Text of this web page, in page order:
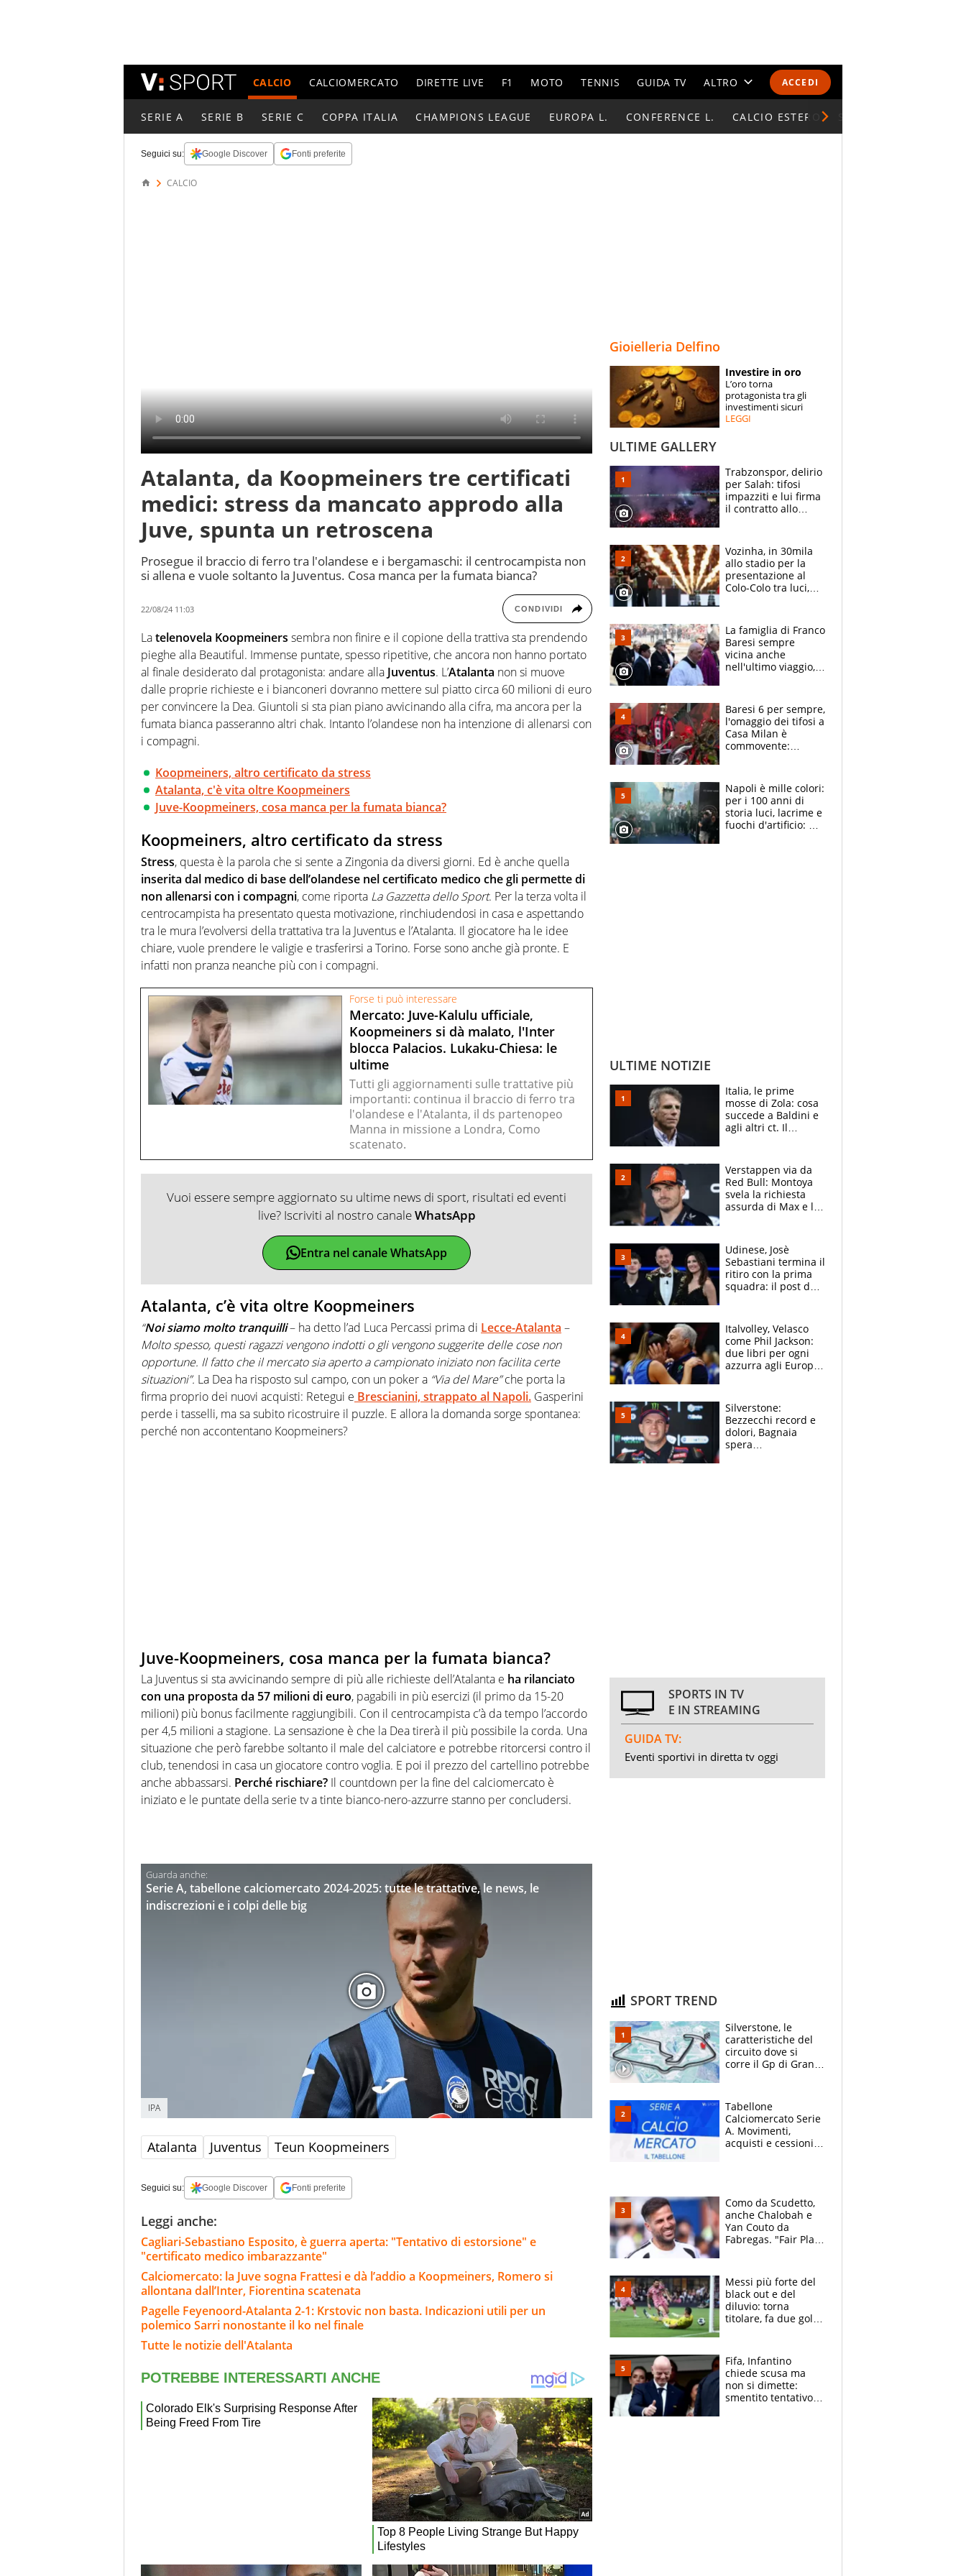
ACCEDI
CALCIO CALCIOMERCATO DIRETTE LIVE F1 MOTO TENNIS GUIDA TV ALTRO
CALENDARI E CLASSIFICHE
ESPERTI
CONTATTI
SERIE A SERIE B SERIE C COPPA ITALIA CHAMPIONS LEAGUE EUROPA L. CONFERENCE L. CALCIO ESTERO
Seguici su: Google Discover Fonti preferite
CALCIO
Atalanta, da Koopmeiners tre certificati
medici: stress da mancato approdo alla
Juve, spunta un retroscena
Prosegue il braccio di ferro tra l'olandese e i bergamaschi: il centrocampista non
si allena e vuole soltanto la Juventus. Cosa manca per la fumata bianca?
22/08/24 11:03 CONDIVIDI
Latelenovela Koopmeiners sembra non finire e il copione della trattiva sta prendendo
pieghe alla Beautiful. Immense puntate, spesso ripetitive, che ancora non hanno portato
al finale desiderato dal protagonista: andare alla Juventus. L’Atalanta non si muove
dalle proprie richieste e i bianconeri dovranno mettere sul piatto circa 60 milioni di euro
per convincere la Dea. Giuntoli si sta pian piano avvicinando alla cifra, ma ancora per la
fumata bianca passeranno altri chak. Intanto l’olandese non ha intenzione di allenarsi con
i compagni.
Koopmeiners, altro certificato da stress
Atalanta, c'è vita oltre Koopmeiners
Juve-Koopmeiners, cosa manca per la fumata bianca?
Koopmeiners, altro certificato da stress
Stress, questa è la parola che si sente a Zingonia da diversi giorni. Ed è anche quella
inserita dal medico di base dell’olandese nel certificato medico che gli permette di
non allenarsi con i compagni, come riporta La Gazzetta dello Sport. Per la terza volta il
centrocampista ha presentato questa motivazione, rinchiudendosi in casa e aspettando
tra le mura l’evolversi della trattativa tra la Juventus e l’Atalanta. Il giocatore ha le idee
chiare, vuole prendere le valigie e trasferirsi a Torino. Forse sono anche già pronte. E
infatti non pranza neanche più con i compagni.
Forse ti può interessare
Mercato: Juve-Kalulu ufficiale,
Koopmeiners si dà malato, l'Inter
blocca Palacios. Lukaku-Chiesa: le
ultime
Tutti gli aggiornamenti sulle trattative più
importanti: continua il braccio di ferro tra
l'olandese e l'Atalanta, il ds partenopeo
Manna in missione a Londra, Como
scatenato.
Vuoi essere sempre aggiornato su ultime news di sport, risultati ed eventi
live? Iscriviti al nostro canaleWhatsApp
Entra nel canale WhatsApp
Atalanta, c’è vita oltre Koopmeiners
“Noi siamo molto tranquilli– ha detto l’ad Luca Percassi prima di Lecce-Atalanta –
Molto spesso, questi ragazzi vengono indotti o gli vengono suggerite delle cose non
opportune. Il fatto che il mercato sia aperto a campionato iniziato non facilita certe
situazioni”. La Dea ha risposto sul campo, con un poker a “Via del Mare”che porta la
firma proprio dei nuovi acquisti: Retegui e Brescianini, strappato al Napoli. Gasperini
perde i tasselli, ma sa subito ricostruire il puzzle. E allora la domanda sorge spontanea:
perché non accontentano Koopmeiners?
Juve-Koopmeiners, cosa manca per la fumata bianca?
La Juventus si sta avvicinando sempre di più alle richieste dell’Atalanta e ha rilanciato
con una proposta da 57 milioni di euro, pagabili in più esercizi (il primo da 15-20
milioni) più bonus facilmente raggiungibili. Con il centrocampista c’à da tempo l’accordo
per 4,5 milioni a stagione. La sensazione è che la Dea tirerà il più possibile la corda. Una
situazione che però farebbe soltanto il male del calciatore e potrebbe ritorcersi contro il
club, tenendosi in casa un giocatore contro voglia. E poi il prezzo del cartellino potrebbe
anche abbassarsi. Perché rischiare? Il countdown per la fine del calciomercato è
iniziato e le puntate della serie tv a tinte bianco-nero-azzurre stanno per concludersi.
Serie A, tabellone calciomercato 2024-2025: tutte le trattative, le news, le
indiscrezioni e i colpi delle big
IPA
Atalanta Juventus Teun Koopmeiners
Seguici su: Google Discover Fonti preferite
Leggi anche:
Cagliari-Sebastiano Esposito, è guerra aperta: "Tentativo di estorsione" e
"certificato medico imbarazzante"
Calciomercato: la Juve sogna Frattesi e dà l’addio a Koopmeiners, Romero si
allontana dall’Inter, Fiorentina scatenata
Pagelle Feyenoord-Atalanta 2-1: Krstovic non basta. Indicazioni utili per un
polemico Sarri nonostante il ko nel finale
Tutte le notizie dell'Atalanta
Gioielleria Delfino
Investire in oro
L’oro torna
protagonista tra gli
investimenti sicuri
LEGGI
ULTIME GALLERY
Trabzonspor, delirio
per Salah: tifosi
impazziti e lui firma
il contratto allo
Vozinha, in 30mila
allo stadio per la
presentazione al
Colo-Colo tra luci,
La famiglia di Franco
Baresi sempre
vicina anche
nell'ultimo viaggio,
circondati
dall'affetto dei tifosi
Baresi 6 per sempre,
l'omaggio dei tifosi a
Casa Milan è
commovente:
bigliettini
Napoli è mille colori:
per i 100 anni di
storia luci, lacrime e
fuochi d'artificio: De
ULTIME NOTIZIE
Italia, le prime
mosse di Zola: cosa
succede a Baldini e
agli altri ct. Il
azzurri
Verstappen via da
Red Bull: Montoya
svela la richiesta
assurda di Max e lo
McLaren siano
meglio?”
Udinese, Josè
Sebastiani termina il
ritiro con la prima
squadra: il post del
sfondo
Italvolley, Velasco
come Phil Jackson:
due libri per ogni
azzurra agli Europei.
Silverstone:
Bezzecchi record e
dolori, Bagnaia
spera
SPORTS IN TV
E IN STREAMING
GUIDA TV:
Eventi sportivi in diretta tv oggi
SPORT TREND
Silverstone, le
caratteristiche del
circuito dove si
corre il Gp di Gran
Tabellone
Calciomercato Serie
A. Movimenti,
acquisti e cessioni:
Como da Scudetto,
anche Chalobah e
Yan Couto da
Fabregas. "Fair Play
multa"
Messi più forte del
black out e del
diluvio: torna
titolare, fa due gol e
che ritiro
Fifa, Infantino
chiede scusa ma
non si dimette:
smentito tentativo di